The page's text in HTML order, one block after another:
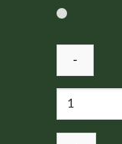
ilość
(amor)